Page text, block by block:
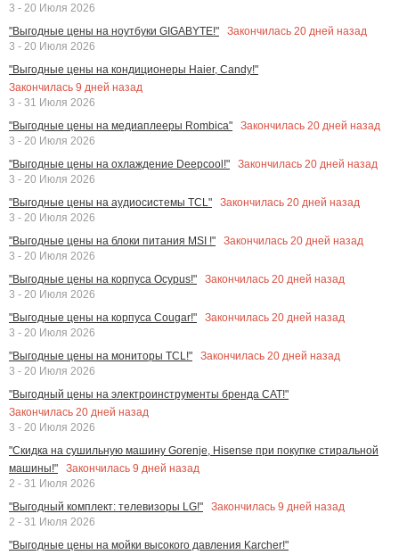
3 - 20 Июля 2026
"Выгодные цены на ноутбуки GIGABYTE!"
Закончилась 20 дней назад
3 - 20 Июля 2026
"Выгодные цены на кондиционеры Haier, Candy!"
Закончилась 9 дней назад
3 - 31 Июля 2026
"Выгодные цены на медиаплееры Rombica"
Закончилась 20 дней назад
3 - 20 Июля 2026
"Выгодные цены на охлаждение Deepcool!"
Закончилась 20 дней назад
3 - 20 Июля 2026
"Выгодные цены на аудиосистемы TCL"
Закончилась 20 дней назад
3 - 20 Июля 2026
"Выгодные цены на блоки питания MSI !"
Закончилась 20 дней назад
3 - 20 Июля 2026
"Выгодные цены на корпуса Ocypus!"
Закончилась 20 дней назад
3 - 20 Июля 2026
"Выгодные цены на корпуса Cougar!"
Закончилась 20 дней назад
3 - 20 Июля 2026
"Выгодные цены на мониторы TCL!"
Закончилась 20 дней назад
3 - 20 Июля 2026
"Выгодный цены на электроинструменты бренда CAT!"
Закончилась 20 дней назад
3 - 20 Июля 2026
"Скидка на сушильную машину Gorenje, Hisense при покупке стиральной
машины!"
Закончилась 9 дней назад
2 - 31 Июля 2026
"Выгодный комплект: телевизоры LG!"
Закончилась 9 дней назад
2 - 31 Июля 2026
"Выгодные цены на мойки высокого давления Karcher!"